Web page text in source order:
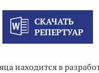
СКАЧАТЬ
РЕПЕРТУАР
находится в